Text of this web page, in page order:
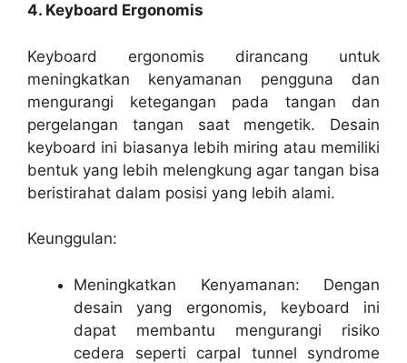
4. Keyboard Ergonomis
Keyboard ergonomis dirancang untuk
meningkatkan kenyamanan pengguna dan
mengurangi ketegangan pada tangan dan
pergelangan tangan saat mengetik. Desain
keyboard ini biasanya lebih miring atau memiliki
bentuk yang lebih melengkung agar tangan bisa
beristirahat dalam posisi yang lebih alami.
Keunggulan:
Meningkatkan Kenyamanan: Dengan
desain yang ergonomis, keyboard ini
dapat membantu mengurangi risiko
cedera seperti carpal tunnel syndrome